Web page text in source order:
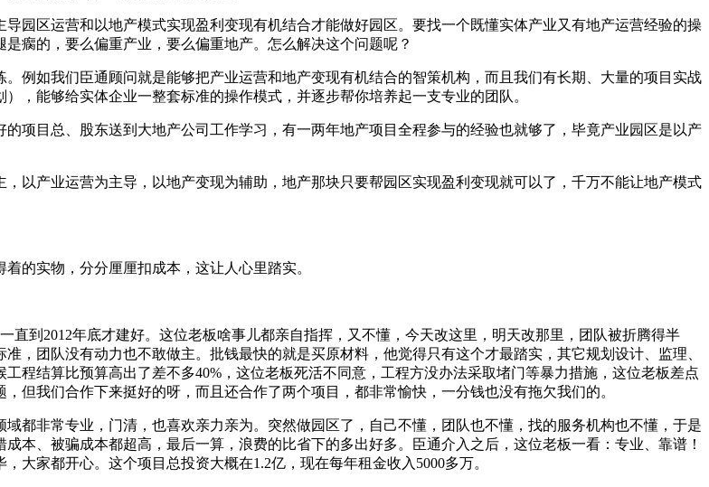
园区运营和以地产模式实现盈利变现有机结合才能做好园区。要找一个既懂实体产业又有地产运营经验的操
瘸的，要么偏重产业，要么偏重地产。怎么解决这个问题呢？
例如我们臣通顾问就是能够把产业运营和地产变现有机结合的智策机构，而且我们有长期、大量的项目实战
，能够给实体企业一整套标准的操作模式，并逐步帮你培养起一支专业的团队。
项目总、股东送到大地产公司工作学习，有一两年地产项目全程参与的经验也就够了，毕竟产业园区是以产
以产业运营为主导，以地产变现为辅助，地产那块只要帮园区实现盈利变现就可以了，千万不能让地产模式
的实物，分分厘厘扣成本，这让人心里踏实。
直到2012年底才建好。这位老板啥事儿都亲自指挥，又不懂，今天改这里，明天改那里，团队被折腾得半
，团队没有动力也不敢做主。批钱最快的就是买原材料，他觉得只有这个才最踏实，其它规划设计、监理、
程结算比预算高出了差不多40%，这位老板死活不同意，工程方没办法采取堵门等暴力措施，这位老板差点
但我们合作下来挺好的呀，而且还合作了两个项目，都非常愉快，一分钱也没有拖欠我们的。
都非常专业，门清，也喜欢亲力亲为。突然做园区了，自己不懂，团队也不懂，找的服务机构也不懂，于是
本、被骗成本都超高，最后一算，浪费的比省下的多出好多。臣通介入之后，这位老板一看：专业、靠谱！
大家都开心。这个项目总投资大概在1.2亿，现在每年租金收入5000多万。